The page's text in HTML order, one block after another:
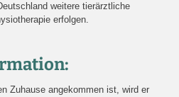
weitere tierärztliche
erfolgen.
Zuhause angekommen ist, wird er